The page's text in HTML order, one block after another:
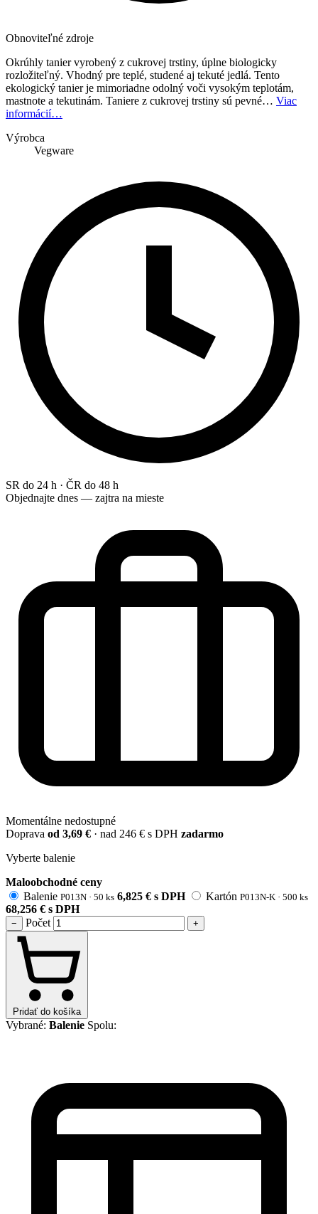
Obnoviteľné zdroje
Okrúhly tanier vyrobený z cukrovej trstiny, úplne biologicky
rozložiteľný. Vhodný pre teplé, studené aj tekuté jedlá. Tento
ekologický tanier je mimoriadne odolný voči vysokým teplotám,
mastnote a tekutinám. Taniere z cukrovej trstiny sú pevné… Viac
informácií…
Výrobca
Vegware
SR do 24 h · ČR do 48 h
Objednajte dnes — zajtra na mieste
Momentálne nedostupné
Doprava od 3,69 € · nad 246 € s DPH zadarmo
Vyberte balenie
Maloobchodné ceny
Balenie P013N · 50 ks 6,825 € s DPH Kartón P013N-K · 500 ks
68,256 € s DPH
− Počet +
Pridať do košíka
Vybrané: Balenie Spolu: